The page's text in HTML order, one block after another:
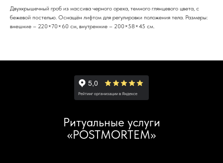
Двухкрышечный гроб из массива черного ореха, темного глянцевого цвета, с
бежевой постелью. Оснащён лифтом для регулировки положения тела. Размеры:
внешние – 220×70×60 см, внутренние – 200×58×45 см.
Ритуальные услуги
«POSTMORTEM»